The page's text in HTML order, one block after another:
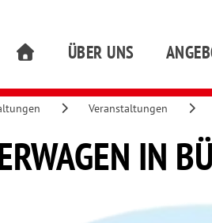
ÜBER UNS
Veranstaltungen
IN